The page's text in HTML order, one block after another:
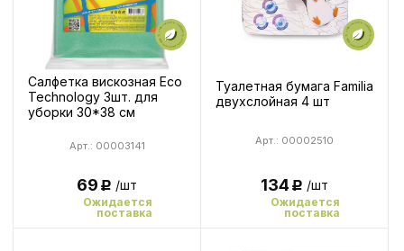
Салфетка вискозная Eco
Technology 3шт. для
уборки 30*38 см
Арт.: 00003141
69Р /шт
Ожидается
поставка
Туалетная бумага Familia
двухслойная 4 шт
Арт.: 00002510
134Р /шт
Ожидается
поставка